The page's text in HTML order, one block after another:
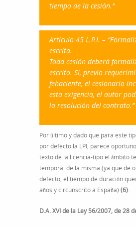
tiempo de la cesión.”
Artículo 45 L.P.I. –
escrita.
Toda cesión deberá
escrito. Si, previo
fehaciente, el cesionario
esta exigencia, el autor
la resolución del contrato.”
Por último y dado que para este
por defecto la LPI, parece
texto de la licencia-tipo el ámbito
temporal de la misma (ya que de
defecto, el tiempo de duración
años y circunscrito a España) (6).
D.A. XVI de la Ley 56/2007, de 28